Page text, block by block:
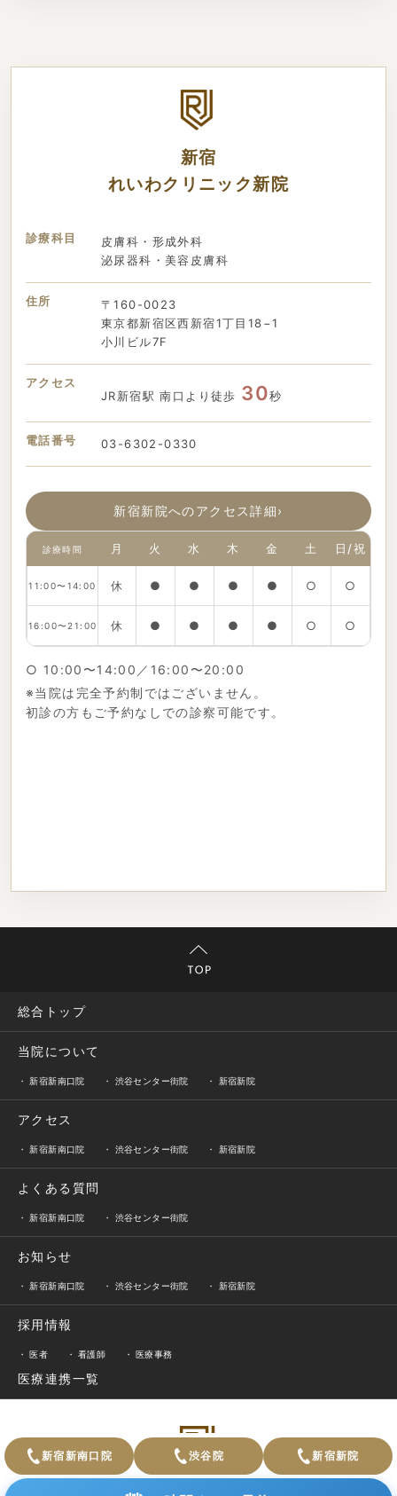
新宿
れいわクリニック新院
診療科目
皮膚科・形成外科
泌尿器科・美容皮膚科
住所
〒160-0023
東京都新宿区西新宿1丁目18−1
小川ビル7F
アクセス
JR新宿駅 南口より徒歩 30秒
電話番号 03-6302-0330
新宿新院へのアクセス詳細›
診療時間 月 火 水 木 金 土 日/祝
11:00〜14:00 休 ● ● ● ● ○ ○
16:00〜21:00 休 ● ● ● ● ○ ○
○ 10:00〜14:00／16:00〜20:00
※当院は完全予約制ではございません。
初診の方もご予約なしでの診察可能です。
総合トップ
当院について
新宿新南口院 渋谷センター街院 新宿新院
アクセス
新宿新南口院 渋谷センター街院 新宿新院
よくある質問
新宿新南口院 渋谷センター街院
お知らせ
新宿新南口院 渋谷センター街院 新宿新院
採用情報
医者 看護師 医療事務
医療連携一覧
新宿新南口院 渋谷院 新宿新院